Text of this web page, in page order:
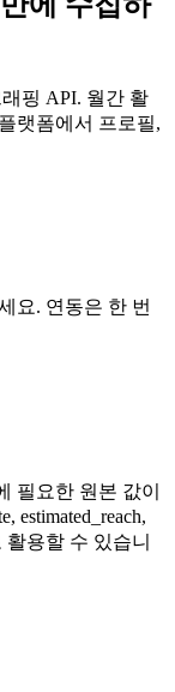
핑 API. 월간 활
랫폼에서 프로필,
요. 연동은 한 번
필요한 원본 값이
estimated_reach,
활용할 수 있습니